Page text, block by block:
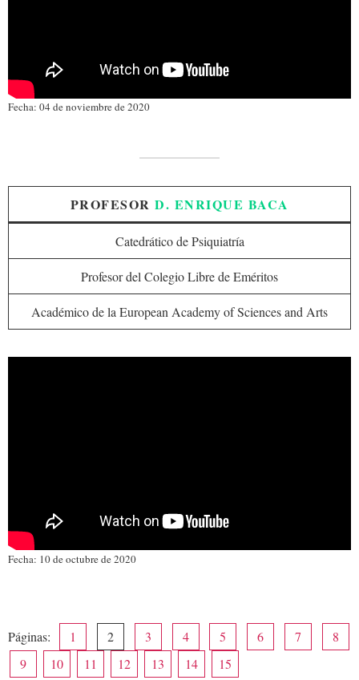
Fecha: 04 de noviembre de 2020
PROFESOR D. ENRIQUE BACA
Catedrático de Psiquiatría
Profesor del Colegio Libre de Eméritos
Académico de la European Academy of Sciences and Arts
Fecha: 10 de octubre de 2020
Páginas: 1 2 3 4 5 6 7
8
9
10 11 12 13 14 15